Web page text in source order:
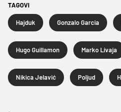
TAGOVI
Hajduk Gonzalo Garcia
Hugo Guillamon Marko Livaja
Nikica Jelavić Poljud